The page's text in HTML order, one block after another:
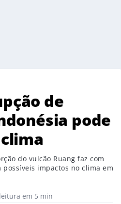
de
pode
do vulcão Ruang faz com
impactos no clima em
leitura em 5 min